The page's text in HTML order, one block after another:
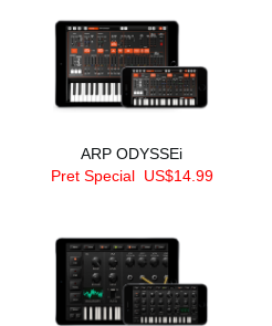
ARP ODYSSEi
Pret Special US$14.99